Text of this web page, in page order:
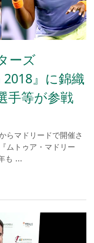
ーズ
』に錦織
手等が参戦
マドリードで開催さ
ムトゥア・マドリー
も ...